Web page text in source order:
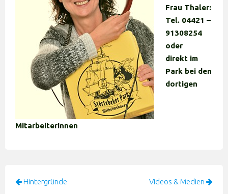
Frau Thaler:
Tel. 04421 –
91308254
oder
direkt im
Park bei den
dortigen
MitarbeiterInnen
Beitragsnavigation
Hintergründe Videos & Medien